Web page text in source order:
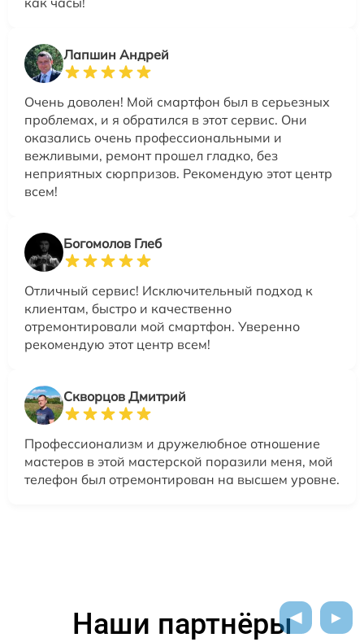
Лапшин Андрей
Очень доволен! Мой смартфон был в серьезных
проблемах, и я обратился в этот сервис. Они
оказались очень профессиональными и
вежливыми, ремонт прошел гладко, без
неприятных сюрпризов. Рекомендую этот центр
всем!
Богомолов Глеб
Отличный сервис! Исключительный подход к
клиентам, быстро и качественно
отремонтировали мой смартфон. Уверенно
рекомендую этот центр всем!
Скворцов Дмитрий
Профессионализм и дружелюбное отношение
мастеров в этой мастерской поразили меня, мой
телефон был отремонтирован на высшем уровне.
Наши партнёры